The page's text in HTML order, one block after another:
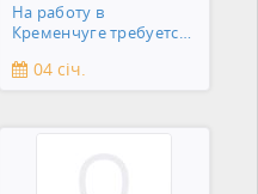
На работу в
Кременчуге требуется
04 січ.